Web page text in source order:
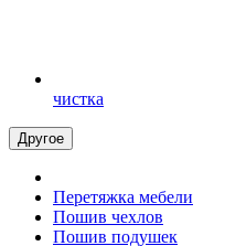
чистка
Другое
Перетяжка мебели
Пошив чехлов
Пошив подушек